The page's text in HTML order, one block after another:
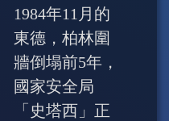
1984年11月的
東德，柏林圍
牆倒塌前5年，
國家安全局
「史塔西」正